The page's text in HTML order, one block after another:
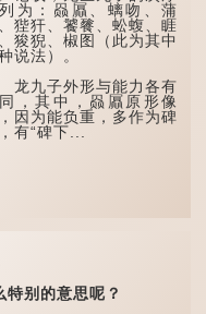
为：赑屭、螭吻、蒲
狴犴、饕餮、蚣蝮、睚
狻猊、椒图（此为其中
说法）。
九子外形与能力各有
，其中，赑屭原形像
因为能负重，多作为碑
有“碑下...
别的意思呢？